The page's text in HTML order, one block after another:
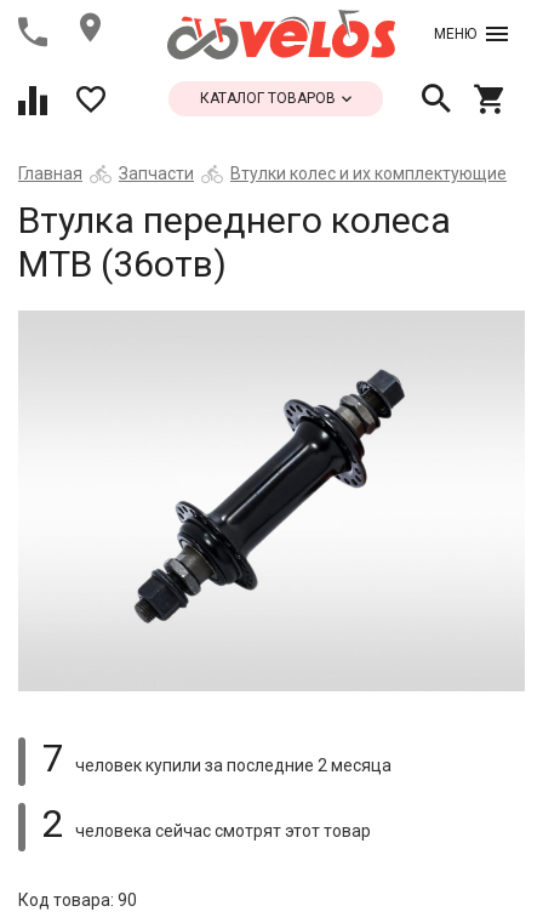
МЕНЮ
КАТАЛОГ ТОВАРОВ
Главная Запчасти Втулки колес и их комплектующие
Втулка переднего колеса
МТВ (36отв)
7 человек купили за последние 2 месяца
2 человека сейчас смотрятэтот товар
Код товара: 90